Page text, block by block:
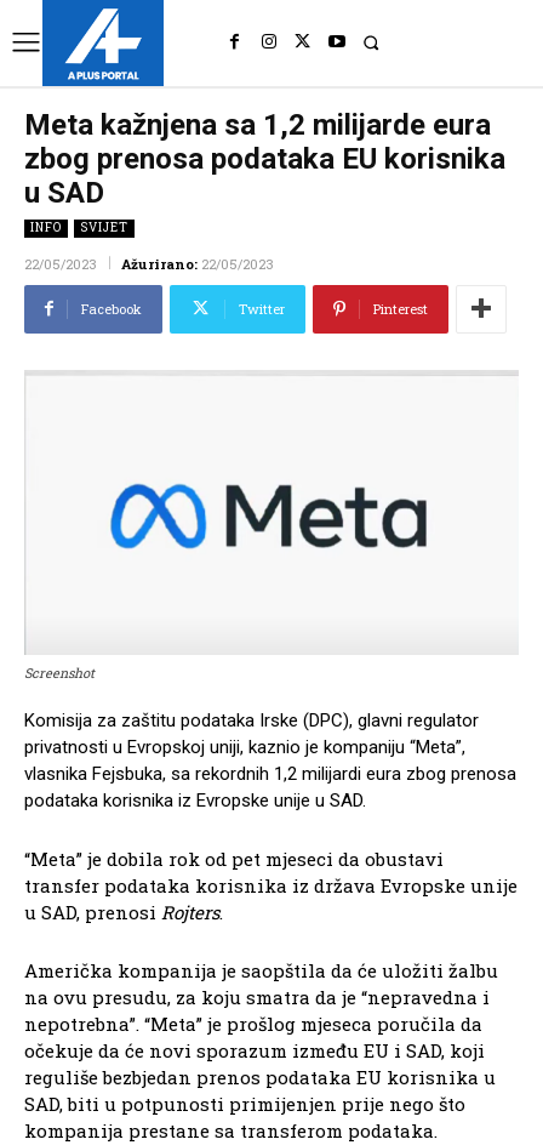
Meta kažnjena sa 1,2 milijarde eura
zbog prenosa podataka EU korisnika
u SAD
INFO SVIJET
22/05/2023 Ažurirano: 22/05/2023
Facebook Twitter Pinterest
Screenshot
Komisija za zaštitu podataka Irske (DPC), glavni regulator
privatnosti u Evropskoj uniji, kaznio je kompaniju “Meta”,
vlasnika Fejsbuka, sa rekordnih 1,2 milijardi eura zbog prenosa
podataka korisnika iz Evropske unije u SAD.
“Meta” je dobila rok od pet mjeseci da obustavi
transfer podataka korisnika iz država Evropske unije
u SAD, prenosi Rojters.
Američka kompanija je saopštila da će uložiti žalbu
na ovu presudu, za koju smatra da je “nepravedna i
nepotrebna”. “Meta” je prošlog mjeseca poručila da
očekuje da će novi sporazum između EU i SAD, koji
reguliše bezbjedan prenos podataka EU korisnika u
SAD, biti u potpunosti primijenjen prije nego što
kompanija prestane sa transferom podataka.